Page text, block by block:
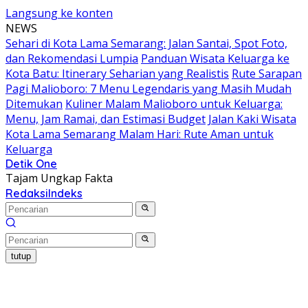
Langsung ke konten
NEWS
Sehari di Kota Lama Semarang: Jalan Santai, Spot Foto,
dan Rekomendasi Lumpia Panduan Wisata Keluarga ke
Kota Batu: Itinerary Seharian yang Realistis Rute Sarapan
Pagi Malioboro: 7 Menu Legendaris yang Masih Mudah
Ditemukan Kuliner Malam Malioboro untuk Keluarga:
Menu, Jam Ramai, dan Estimasi Budget Jalan Kaki Wisata
Kota Lama Semarang Malam Hari: Rute Aman untuk
Keluarga
Detik One
Tajam Ungkap Fakta
RedaksiIndeks
tutup